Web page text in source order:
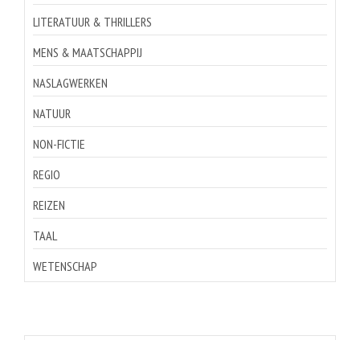
LITERATUUR & THRILLERS
MENS & MAATSCHAPPIJ
NASLAGWERKEN
NATUUR
NON-FICTIE
REGIO
REIZEN
TAAL
WETENSCHAP